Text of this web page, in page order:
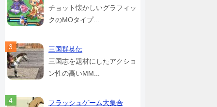
チョット懐かしいグラフィッ
クのMOタイプ...
三国群英伝
三国志を題材にしたアクショ
ン性の高いMM...
フラッシュゲーム大集合